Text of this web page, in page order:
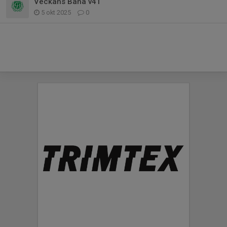
5 okt 2025 0